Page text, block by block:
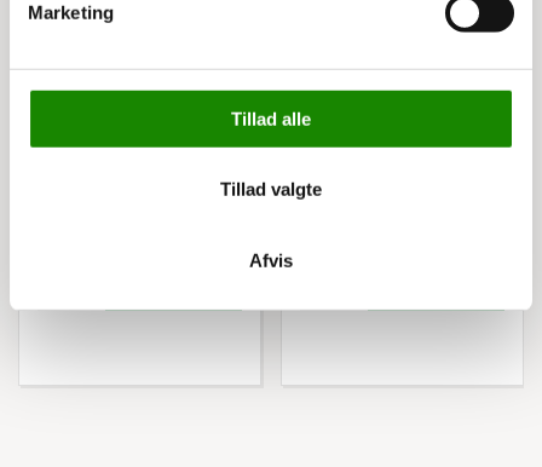
Marketing
Tillad alle
Tillad valgte
Afvis
Heavy duty kasse låg
Heavy duty kasse plomb
6,00 kr
7,50 kr inkl. moms